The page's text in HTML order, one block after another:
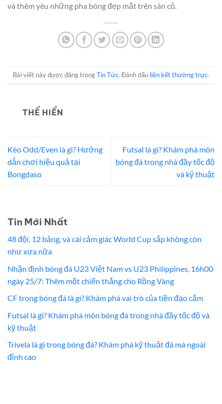
và thêm yêu những pha bóng đẹp mắt trên sân cỏ.
Bài viết này được đăng trongTin Tức. Đánh dấu liên kết thường trực.
THẾ HIỂN
Kèo Odd/Even là gì? Hướng
dẫn chơi hiệu quả tại
Bongdaso
Futsal là gì? Khám phá môn
bóng đá trong nhà đầy tốc độ
và kỹ thuật
Tin Mới Nhất
48 đội, 12 bảng, và cái cảm giác World Cup sắp không còn
như xưa nữa
Nhận định bóng đá U23 Việt Nam vs U23 Philippines, 16h00
ngày 25/7: Thêm một chiến thắng cho Rồng Vàng
CF trong bóng đá là gì? Khám phá vai trò của tiền đạo cắm
Futsal là gì? Khám phá môn bóng đá trong nhà đầy tốc độ và
kỹ thuật
Trivela là gì trong bóng đá? Khám phá kỹ thuật đá má ngoài
đỉnh cao